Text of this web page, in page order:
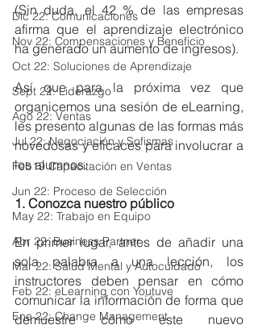
Dic 22: Comunicaciones
Nov 22: Compensaciones y Beneficio
Oct 22: Soluciones de Aprendizaje
Sept 22: Liderazgo
Ago 22: Ventas
Jul 22: Negociación y Sofismas
Feb19 Capacitación en Ventas
Jun 22: Proceso de Selección
May 22: Trabajo en Equipo
Abr 22: Business Partner
Mar 22: Salud Mental y Autocuidado
Feb 22: eLearning con Youtuve
Ene 22: Change Management
(Sin duda, el 42 % de las empresas
afirma que el aprendizaje electrónico
ha generado un aumento de ingresos).
Así que para la próxima vez que
organicemos una sesión de eLearning,
les presento algunas de las formas más
novedosas y eficaces para involucrar a
los alumnos.
1. Conozca nuestro público
En primer lugar, antes de añadir una
sola palabra a una lección, los
instructores deben pensar en cómo
comunicar la información de forma que
demuestre cómo este nuevo